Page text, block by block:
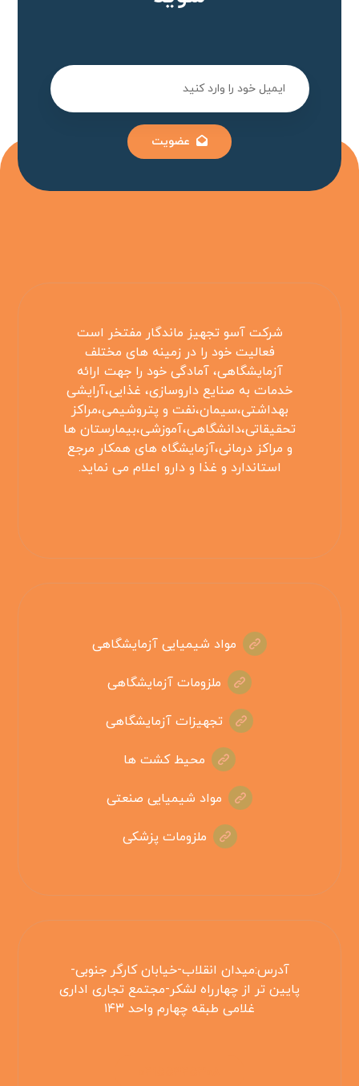
عضویت
شرکت آسو تجهیز ماندگار مفتخر است
فعالیت خود را در زمینه های مختلف
آزمایشگاهی، آمادگی خود را جهت ارائه
خدمات به صنایع داروسازی، غذایی،آرایشی
بهداشتی،سیمان،نفت و پتروشیمی،مراکز
تحقیقاتی،دانشگاهی،آموزشی،بیمارستان ها
و مراکز درمانی،آزمایشگاه های همکار مرجع
استاندارد و غذا و دارو اعلام می نماید.
مواد شیمیایی آزمایشگاهی
ملزومات آزمایشگاهی
تجهیزات آزمایشگاهی
محیط کشت ها
مواد شیمیایی صنعتی
ملزومات پزشکی
آدرس:میدان انقلاب-خیابان کارگر جنوبی-
پایین تر از چهارراه لشکر-مجتمع تجاری اداری
غلامی طبقه چهارم واحد ۱۴۳